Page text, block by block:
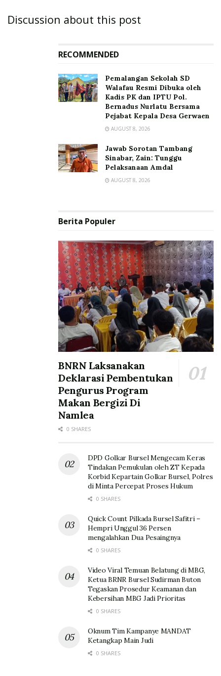
Discussion about this post
RECOMMENDED
Pemalangan Sekolah SD
Walafau Resmi Dibuka oleh
Kadis PK dan IPTU Pol.
Bernadus Nurlatu Bersama
Pejabat Kepala Desa Gerwaen
AUGUST 8, 2026
Jawab Sorotan Tambang
Sinabar, Zain: Tunggu
Pelaksanaan Amdal
AUGUST 8, 2026
Berita Populer
BNRN Laksanakan
Deklarasi Pembentukan
Pengurus Program
Makan Bergizi Di
Namlea
0 SHARES
DPD Golkar Bursel Mengecam Keras
Tindakan Pemukulan oleh ZT Kepada
Korbid Kepartain Golkar Bursel, Polres
di Minta Percepat Proses Hukum
0 SHARES
Quick Count Pilkada Bursel Safitri –
Hempri Unggul 36 Persen
mengalahkan Dua Pesaingnya
0 SHARES
Video Viral Temuan Belatung di MBG,
Ketua BRNR Bursel Sudirman Buton
Tegaskan Prosedur Keamanan dan
Kebersihan MBG Jadi Prioritas
0 SHARES
Oknum Tim Kampanye MANDAT
Ketangkap Main Judi
0 SHARES